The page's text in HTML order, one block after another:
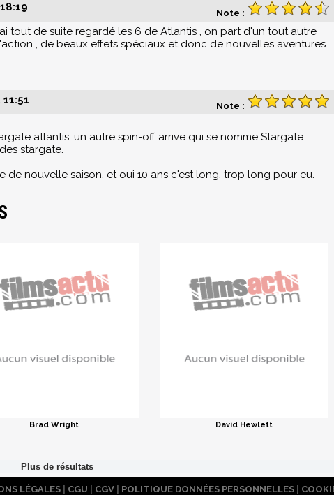
Note :
tout de suite regardé les 6 de Atlantis , on part d'un tout autre
, de beaux effets spéciaux et donc de nouvelles aventures
Note :
atlantis, un autre spin-off arrive qui se nomme Stargate
stargate.
nouvelle saison, et oui 10 ans c'est long, trop long pour eu.
Brad Wright David Hewlett
LÉGALES | CGU | CGV | POLITIQUE DONNÉES PERSONNELLES |